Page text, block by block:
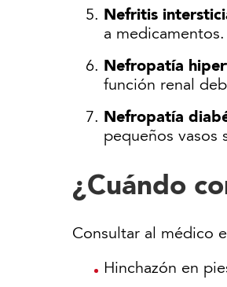
Nefritis
a medicamentos.
Nefropatía
función renal
Nefropatía
pequeños vasos
¿Cuándo
Consultar al médico
Hinchazón en